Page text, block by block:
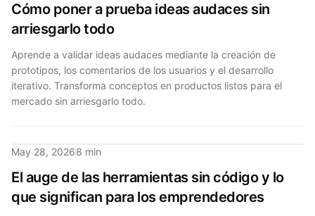
Cómo poner a prueba ideas audaces sin
arriesgarlo todo
Aprende a validar ideas audaces mediante la creación de
prototipos, los comentarios de los usuarios y el desarrollo
iterativo. Transforma conceptos en productos listos para el
mercado sin arriesgarlo todo.
May 28, 20268 min
El auge de las herramientas sin código y lo
que significan para los emprendedores